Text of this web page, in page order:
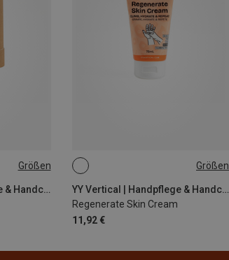
Größen
YY Vertical | Handpflege & Handcreme
Größen
YY Vertical | Handpflege & Handcreme
Regenerate Skin Cream
11,92 €
75ML